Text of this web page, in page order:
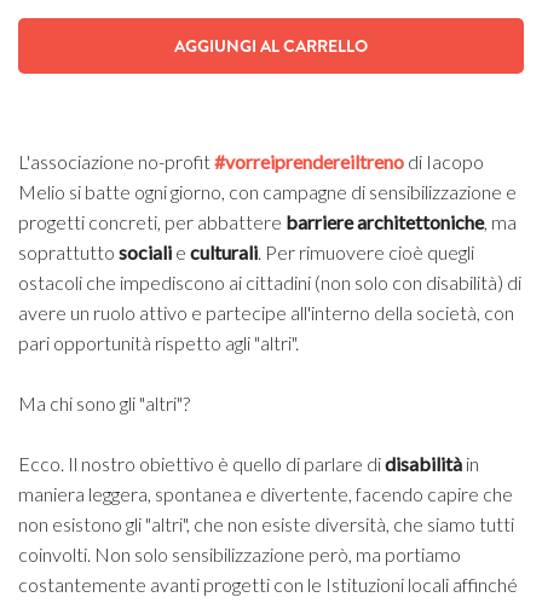
AGGIUNGI AL CARRELLO
L'associazione no-profit#vorreiprendereiltreno di Iacopo
Melio si batte ogni giorno, con campagne di sensibilizzazione e
progetti concreti, per abbattere barriere architettoniche, ma
soprattutto sociali e culturali. Per rimuovere cioè quegli
ostacoli che impediscono ai cittadini (non solo con disabilità) di
avere un ruolo attivo e partecipe all'interno della società, con
pari opportunità rispetto agli "altri".
Ma chi sono gli "altri"?
Ecco. Il nostro obiettivo è quello di parlare didisabilità in
maniera leggera, spontanea e divertente, facendo capire che
non esistono gli "altri", che non esiste diversità, che siamo tutti
coinvolti. Non solo sensibilizzazione però, ma portiamo
costantemente avanti progetti con le Istituzioni locali affinché